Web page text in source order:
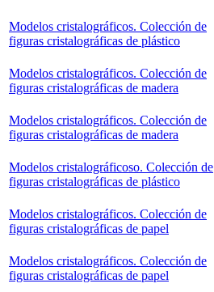
Modelos cristalográficos. Colección de
figuras cristalográficas de plástico
Modelos cristalográficos. Colección de
figuras cristalográficas de madera
Modelos cristalográficos. Colección de
figuras cristalográficas de madera
Modelos cristalográficoso. Colección de
figuras cristalográficas de plástico
Modelos cristalográficos. Colección de
figuras cristalográficas de papel
Modelos cristalográficos. Colección de
figuras cristalográficas de papel